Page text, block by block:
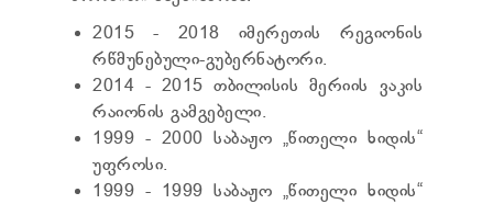
ОТЧЁТ ДЛЯ ПРЕДОСТАВЛЕНИЯ ПРЕЗИДЕНТУ И
ТРЕБОВАНИЯ ПУБЛИЧНОЙ ИНФОРМАЦИИ
УПОЛНОМОЧЕННЫЙ ПО ЗАЩИТЕ
ПЕРСОНАЛЬНЫХ ДАННЫХ
ПРАВОВЕДЧЕСКИЕ РЕШЕНИЯ
ПРАВИЛА ОБЖАЛОВАНИЯ
2015 - 2018 იმერეთის რეგიონის
რწმუნებული-გუბერნატორი.
2014 - 2015 თბილისის მერიის ვაკის
რაიონის გამგებელი.
1999 - 2000 საბაჟო „წითელი ხიდის“
უფროსი.
1999 - 1999 საბაჟო „წითელი ხიდის“